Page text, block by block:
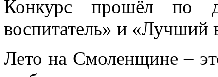
Конкурс прошёл по
воспитатель» и «Лучший
Лето на Смоленщине –